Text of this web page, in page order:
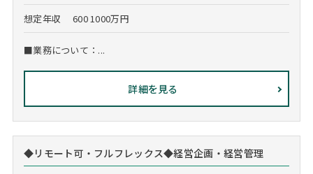
想定年収 600 1000万円
■業務について：...
詳細を見る
◆リモート可・フルフレックス◆経営企画・経営管理